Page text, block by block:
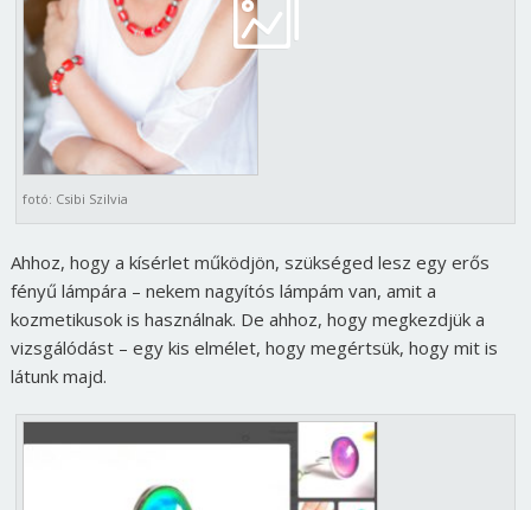
fotó: Csibi Szilvia
Ahhoz, hogy a kísérlet működjön, szükséged lesz egy erős
fényű lámpára – nekem nagyítós lámpám van, amit a
kozmetikusok is használnak. De ahhoz, hogy megkezdjük a
vizsgálódást – egy kis elmélet, hogy megértsük, hogy mit is
látunk majd.